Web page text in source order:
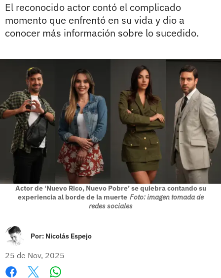
El reconocido actor contó el complicado
momento que enfrentó en su vida y dio a
conocer más información sobre lo sucedido.
Actor de ‘Nuevo Rico, Nuevo Pobre’ se quiebra contando su
experiencia al borde de la muerte Foto: imagen tomada de
redes sociales
Por: Nicolás Espejo
25 de Nov, 2025